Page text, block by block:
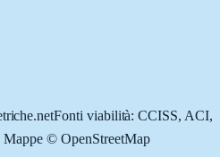
Fonti viabilità: CCISS, ACI,
© OpenStreetMap